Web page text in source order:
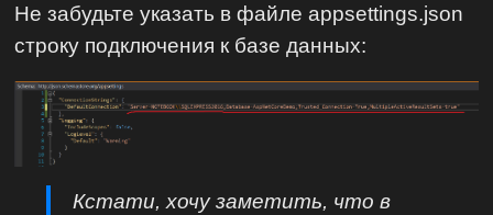
Не забудьте указать в файле appsettings.json
строку подключения к базе данных:
Кстати, хочу заметить, что в